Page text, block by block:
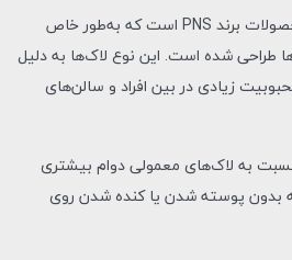
لاک ژل (Lack Gel) یکی از محصولات برند PNS است که به‌طور خاص
طراحی شده است. این نوع لاک‌ها به دلیل
زیادی در بین افراد و سالن‌های
نسبت به لاک‌های معمولی دوام بیشتری
بدون پوسته شدن یا کنده شدن روی